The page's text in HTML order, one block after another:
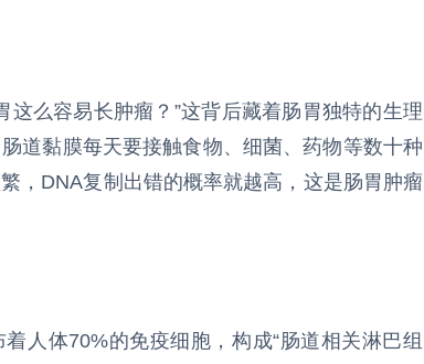
么容易长肿瘤？”这背后藏着肠胃独特的生理
道黏膜每天要接触食物、细菌、药物等数十种
，DNA复制出错的概率就越高，这是肠胃肿瘤
人体70%的免疫细胞，构成“肠道相关淋巴组